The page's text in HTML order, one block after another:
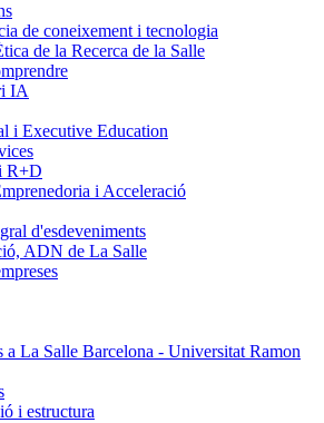
de coneixement i tecnologia
de la Recerca de la Salle
IA
i Executive Education
R+D
i Acceleració
d'esdeveniments
ADN de La Salle
a La Salle Barcelona - Universitat Ramon
i estructura